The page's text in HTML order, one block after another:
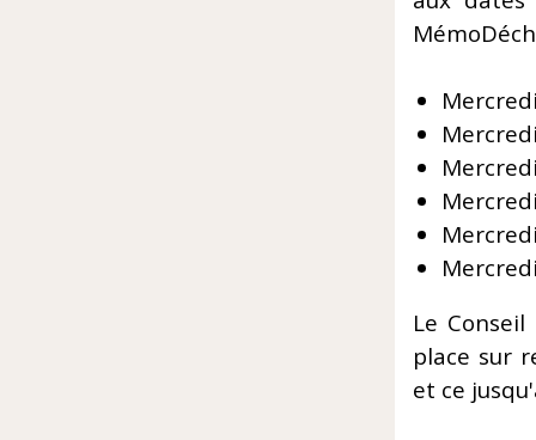
Le
place sur
et ce